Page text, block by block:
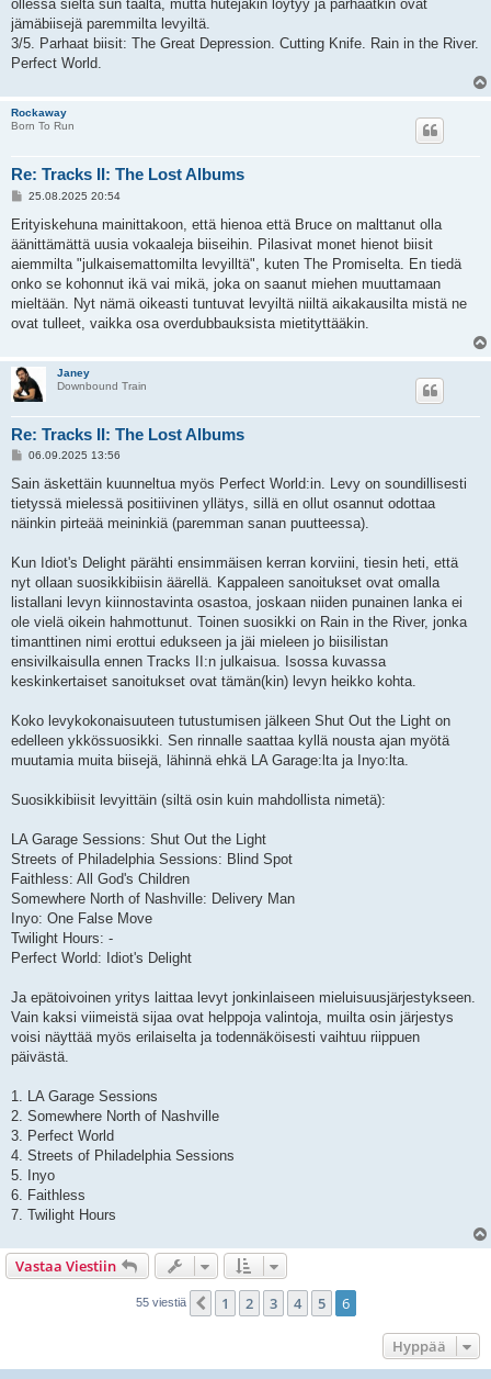
ollessa sieltä sun täältä, mutta hutejakin löytyy ja parhaatkin ovat
jämäbiisejä paremmilta levyiltä.
3/5. Parhaat biisit: The Great Depression. Cutting Knife. Rain in the River.
Perfect World.
Rockaway
Born To Run
Re: Tracks II: The Lost Albums
V
e
t
i
25.08.2025 20:54
Erityiskehuna mainittakoon, että hienoa että Bruce on malttanut olla
äänittämättä uusia vokaaleja biiseihin. Pilasivat monet hienot biisit
aiemmilta "julkaisemattomilta levyilltä", kuten The Promiselta. En tiedä
onko se kohonnut ikä vai mikä, joka on saanut miehen muuttamaan
mieltään. Nyt nämä oikeasti tuntuvat levyiltä niiltä aikakausilta mistä ne
ovat tulleet, vaikka osa overdubbauksista mietityttääkin.
Janey
Downbound Train
Re: Tracks II: The Lost Albums
V
e
t
i
06.09.2025 13:56
Sain äskettäin kuunneltua myös Perfect World:in. Levy on soundillisesti
tietyssä mielessä positiivinen yllätys, sillä en ollut osannut odottaa
näinkin pirteää meininkiä (paremman sanan puutteessa).
Kun Idiot's Delight pärähti ensimmäisen kerran korviini, tiesin heti, että
nyt ollaan suosikkibiisin äärellä. Kappaleen sanoitukset ovat omalla
listallani levyn kiinnostavinta osastoa, joskaan niiden punainen lanka ei
ole vielä oikein hahmottunut. Toinen suosikki on Rain in the River, jonka
timanttinen nimi erottui edukseen ja jäi mieleen jo biisilistan
ensivilkaisulla ennen Tracks II:n julkaisua. Isossa kuvassa
keskinkertaiset sanoitukset ovat tämän(kin) levyn heikko kohta.
Koko levykokonaisuuteen tutustumisen jälkeen Shut Out the Light on
edelleen ykkössuosikki. Sen rinnalle saattaa kyllä nousta ajan myötä
muutamia muita biisejä, lähinnä ehkä LA Garage:lta ja Inyo:lta.
Suosikkibiisit levyittäin (siltä osin kuin mahdollista nimetä):
LA Garage Sessions: Shut Out the Light
Streets of Philadelphia Sessions: Blind Spot
Faithless: All God's Children
Somewhere North of Nashville: Delivery Man
Inyo: One False Move
Twilight Hours: -
Perfect World: Idiot's Delight
Ja epätoivoinen yritys laittaa levyt jonkinlaiseen mieluisuusjärjestykseen.
Vain kaksi viimeistä sijaa ovat helppoja valintoja, muilta osin järjestys
voisi näyttää myös erilaiselta ja todennäköisesti vaihtuu riippuen
päivästä.
1. LA Garage Sessions
2. Somewhere North of Nashville
3. Perfect World
4. Streets of Philadelphia Sessions
5. Inyo
6. Faithless
7. Twilight Hours
Vastaa Viestiin
55 viestiä Edellinen
1 2 3 4 5 6
Hyppää